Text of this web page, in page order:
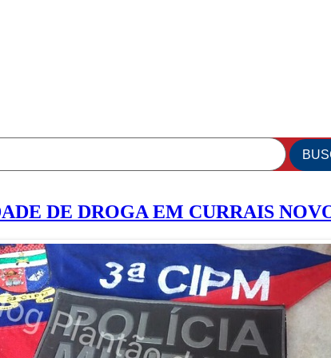
DE DROGA EM CURRAIS